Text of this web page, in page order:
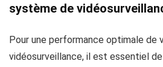
système de
Pour une performance optimale de
vidéosurveillance, il est essentiel